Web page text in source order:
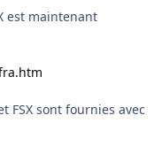
est maintenant
FSX sont fournies avec